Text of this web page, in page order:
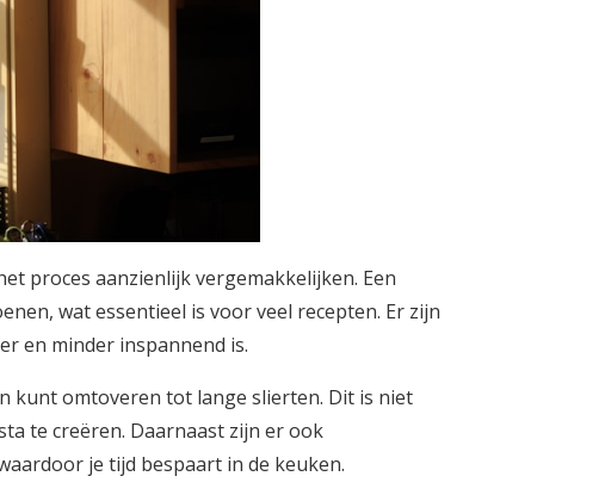
proces aanzienlijk vergemakkelijken. Een
wat essentieel is voor veel recepten. Er zijn
en minder inspannend is.
kunt omtoveren tot lange slierten. Dit is niet
te creëren. Daarnaast zijn er ook
je tijd bespaart in de keuken.